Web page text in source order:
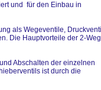
und für den Einbau in
als Wegeventile,
Die Hauptvorteile der 2-
Abschalten der einzelnen
ist durch die